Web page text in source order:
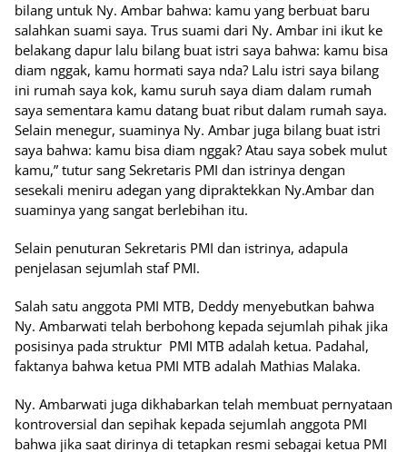
bilang untuk Ny. Ambar bahwa: kamu yang berbuat baru
salahkan suami saya. Trus suami dari Ny. Ambar ini ikut ke
belakang dapur lalu bilang buat istri saya bahwa: kamu bisa
diam nggak, kamu hormati saya nda? Lalu istri saya bilang
ini rumah saya kok, kamu suruh saya diam dalam rumah
saya sementara kamu datang buat ribut dalam rumah saya.
Selain menegur, suaminya Ny. Ambar juga bilang buat istri
saya bahwa: kamu bisa diam nggak? Atau saya sobek mulut
kamu,” tutur sang Sekretaris PMI dan istrinya dengan
sesekali meniru adegan yang dipraktekkan Ny.Ambar dan
suaminya yang sangat berlebihan itu.
Selain penuturan Sekretaris PMI dan istrinya, adapula
penjelasan sejumlah staf PMI.
Salah satu anggota PMI MTB, Deddy menyebutkan bahwa
Ny. Ambarwati telah berbohong kepada sejumlah pihak jika
posisinya pada struktur PMI MTB adalah ketua. Padahal,
faktanya bahwa ketua PMI MTB adalah Mathias Malaka.
Ny. Ambarwati juga dikhabarkan telah membuat pernyataan
kontroversial dan sepihak kepada sejumlah anggota PMI
bahwa jika saat dirinya di tetapkan resmi sebagai ketua PMI